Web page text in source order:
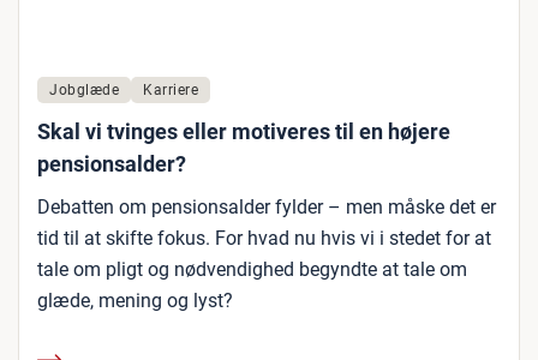
Jobglæde Karriere
Skal vi tvinges eller motiveres til en højere
pensionsalder?
Debatten om pensionsalder fylder – men måske det er
tid til at skifte fokus. For hvad nu hvis vi i stedet for at
tale om pligt og nødvendighed begyndte at tale om
glæde, mening og lyst?